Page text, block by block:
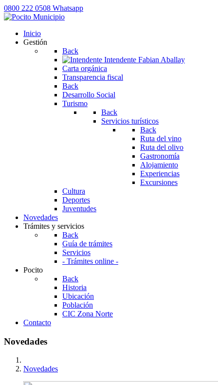
0800 222 0508 Whatsapp
Inicio
Gestión
Back
Intendente Fabian Aballay
Carta orgánica
Transparencia fiscal
Back
Desarrollo Social
Turismo
Back
Servicios turísticos
Back
Ruta del vino
Ruta del olivo
Gastronomía
Alojamiento
Experiencias
Excursiones
Cultura
Deportes
Juventudes
Novedades
Trámites y servicios
Back
Guía de trámites
Servicios
- Trámites online -
Pocito
Back
Historia
Ubicación
Población
CIC Zona Norte
Contacto
Novedades
Novedades